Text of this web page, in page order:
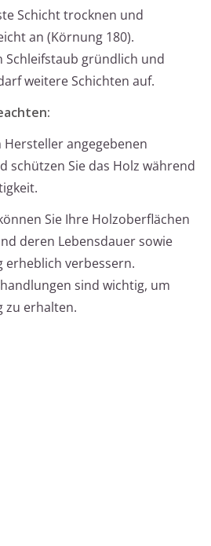
Schicht trocknen und
an (Körnung 180).
Schleifstaub gründlich und
weitere Schichten auf.
Hersteller angegebenen
schützen Sie das Holz während
Sie Ihre Holzoberflächen
deren Lebensdauer sowie
erheblich verbessern.
sind wichtig, um
zu erhalten.